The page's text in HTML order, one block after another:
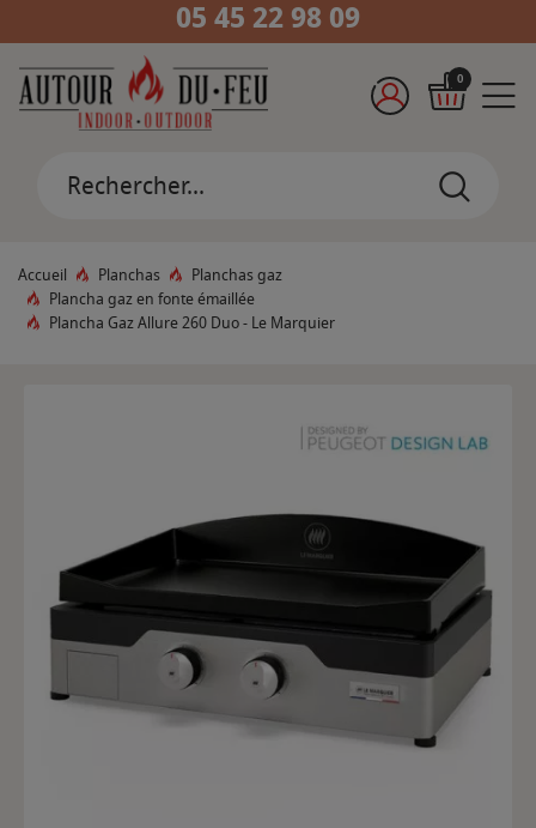
05 45 22 98 09
0
Accueil Planchas
Planchas gaz
Plancha gaz en fonte émaillée
Plancha Gaz Allure 260 Duo - Le Marquier